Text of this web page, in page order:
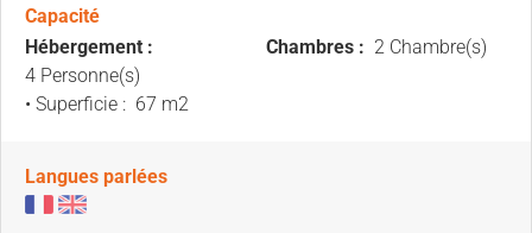
Capacité
Hébergement :
4 Personne(s)
• Superficie : 67 m2
Chambres : 2 Chambre(s)
Langues parlées